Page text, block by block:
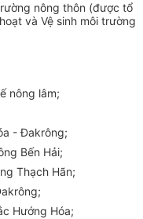
nông thôn (được tổ
và Vệ sinh môi trường
nông lâm;
- Đakrông;
Bến Hải;
Thạch Hãn;
Hướng Hóa;